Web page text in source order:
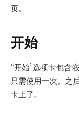
页。
开始
“开始”选项卡包含
只需使用一次。之
卡上了。